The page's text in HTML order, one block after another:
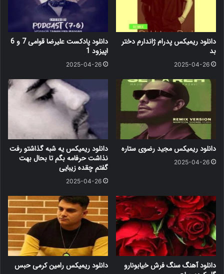
دانلود ریمیکس پدرام ژاندارم دختر
بد
2025-04-26
دانلود پادکست علیرضا قوامی 7 و 6
اپیزود 1
2025-04-26
دانلود ریمیکس مجید رضوی ستاره
2025-04-26
دانلود ریمیکس یه شبه گذاشتو رفت
نذاشت حرفامه بگم تا بحال بهت
گفتم چقده زیبایی
2025-04-26
دانلود آهنگ سنگ فرش خیابونارو
دانلود ریمیکس رامین کرمی حبس